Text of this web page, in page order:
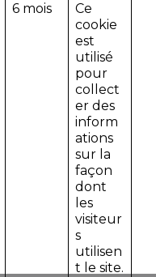
6 mois
Ce
cookie
est
utilisé
pour
collect
er des
inform
ations
sur la
façon
dont
les
visiteur
s
utilisen
t le site.